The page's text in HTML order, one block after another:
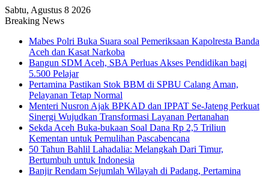
Sabtu, Agustus 8 2026
Breaking News
Mabes Polri Buka Suara soal Pemeriksaan Kapolresta Banda
Aceh dan Kasat Narkoba
Bangun SDM Aceh, SBA Perluas Akses Pendidikan bagi
5.500 Pelajar
Pertamina Pastikan Stok BBM di SPBU Calang Aman,
Pelayanan Tetap Normal
Menteri Nusron Ajak BPKAD dan IPPAT Se-Jateng Perkuat
Sinergi Wujudkan Transformasi Layanan Pertanahan
Sekda Aceh Buka-bukaan Soal Dana Rp 2,5 Triliun
Kementan untuk Pemulihan Pascabencana
50 Tahun Bahlil Lahadalia: Melangkah Dari Timur,
Bertumbuh untuk Indonesia
Banjir Rendam Sejumlah Wilayah di Padang, Pertamina